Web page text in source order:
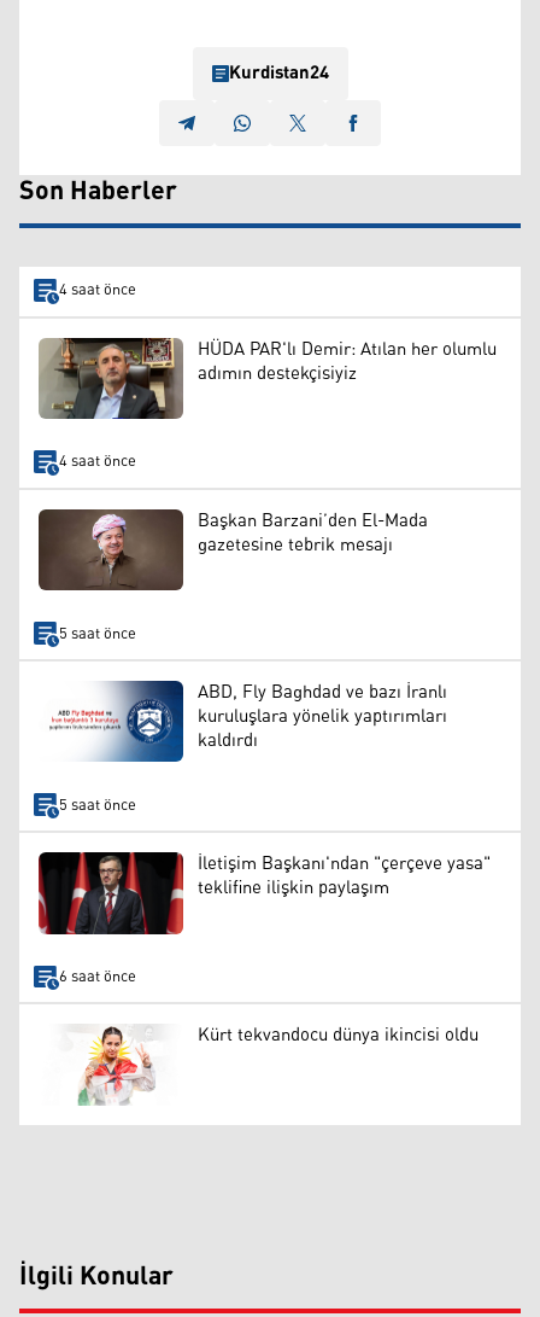
Kurdistan24
Son Haberler
4 saat önce
HÜDA PAR'lı Demir: Atılan her olumlu
adımın destekçisiyiz
4 saat önce
Başkan Barzani’den El-Mada
gazetesine tebrik mesajı
5 saat önce
ABD, Fly Baghdad ve bazı İranlı
kuruluşlara yönelik yaptırımları
kaldırdı
5 saat önce
İletişim Başkanı'ndan "çerçeve yasa"
teklifine ilişkin paylaşım
6 saat önce
Kürt tekvandocu dünya ikincisi oldu
İlgili Konular